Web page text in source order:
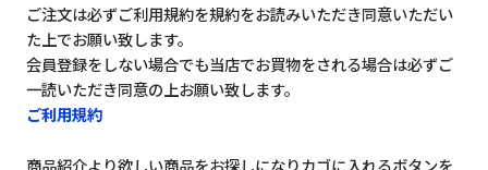
ご注文は必ずご利用規約を規約をお読みいただき同意いただい
た上でお願い致します。
会員登録をしない場合でも当店でお買物をされる場合は必ずご
一読いただき同意の上お願い致します。
ご利用規約